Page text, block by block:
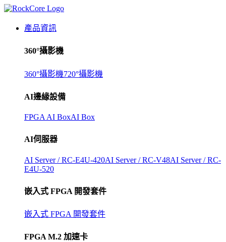
產品資訊
360°攝影機
360°攝影機720°攝影機
AI邊緣設備
FPGA AI BoxAI Box
AI伺服器
AI Server / RC-E4U-420AI Server / RC-V48AI Server / RC-
E4U-520
嵌入式 FPGA 開發套件
嵌入式 FPGA 開發套件
FPGA M.2 加速卡